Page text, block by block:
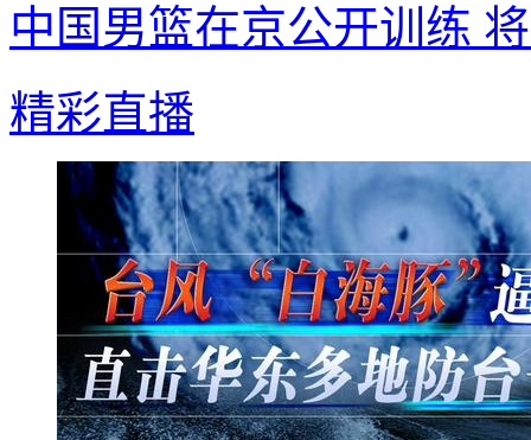
中国男篮在京公开训练
精彩直播